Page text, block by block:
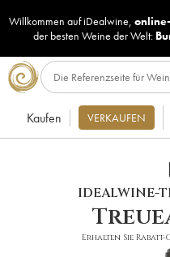
Willkommen auf iDealwine,
der besten Weine der Welt:
Kaufen VERKAUFEN
IDEALWINE-
Erhalten Sie Rabatt-